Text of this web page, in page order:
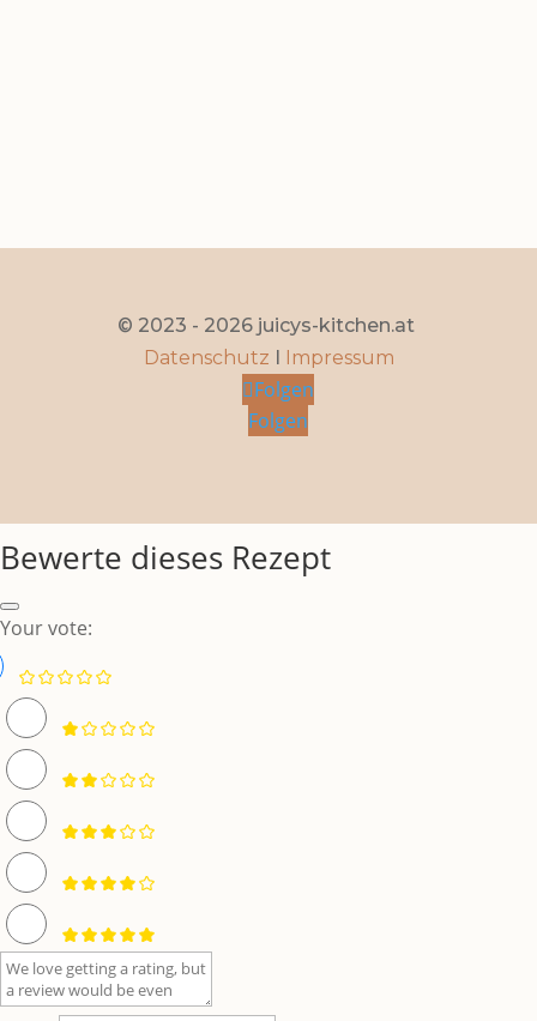
© 2023 - 2026 juicys-kitchen.at
Datenschutz I Impressum
Folgen
Folgen
Bewerte dieses Rezept
Your vote: